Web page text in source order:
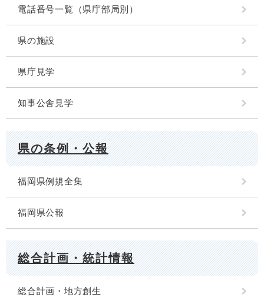
電話番号一覧（県庁部局別）
県の施設
県庁見学
知事公舎見学
県の条例・公報
福岡県例規全集
福岡県公報
総合計画・統計情報
総合計画・地方創生